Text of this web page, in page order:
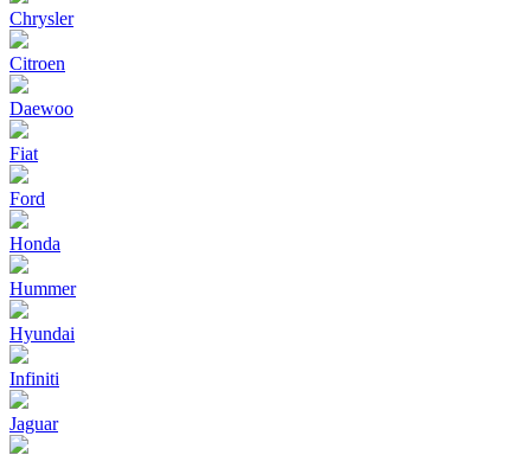
Chrysler
Citroen
Daewoo
Fiat
Ford
Honda
Hummer
Hyundai
Infiniti
Jaguar